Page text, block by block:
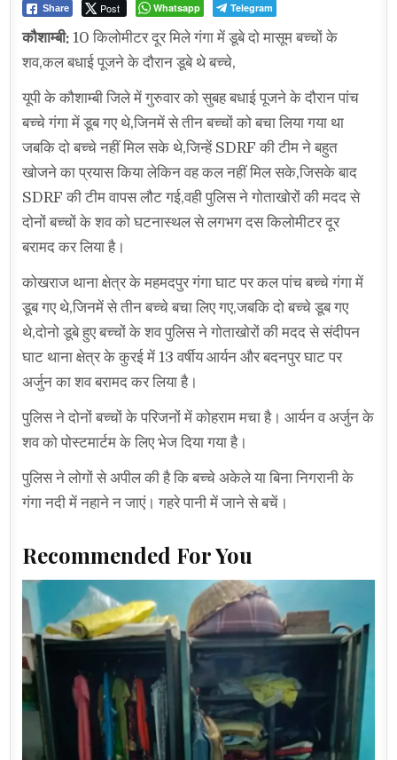
Share Post Whatsapp Telegram
कौशाम्बी: 10 किलोमीटर दूर मिले गंगा में डूबे दो मासूम बच्चों के
शव,कल बधाई पूजने के दौरान डूबे थे बच्चे,
यूपी के कौशाम्बी जिले में गुरुवार को सुबह बधाई पूजने के दौरान पांच
बच्चे गंगा में डूब गए थे,जिनमें से तीन बच्चों को बचा लिया गया था
जबकि दो बच्चे नहीं मिल सके थे,जिन्हें SDRF की टीम ने बहुत
खोजने का प्रयास किया लेकिन वह कल नहीं मिल सके,जिसके बाद
SDRF की टीम वापस लौट गई,वही पुलिस ने गोताखोरों की मदद से
दोनों बच्चों के शव को घटनास्थल से लगभग दस किलोमीटर दूर
बरामद कर लिया है।
कोखराज थाना क्षेत्र के महमदपुर गंगा घाट पर कल पांच बच्चे गंगा में
डूब गए थे,जिनमें से तीन बच्चे बचा लिए गए,जबकि दो बच्चे डूब गए
थे,दोनो डूबे हुए बच्चों के शव पुलिस ने गोताखोरों की मदद से संदीपन
घाट थाना क्षेत्र के कुरई में 13 वर्षीय आर्यन और बदनपुर घाट पर
अर्जुन का शव बरामद कर लिया है।
पुलिस ने दोनों बच्चों के परिजनों में कोहराम मचा है। आर्यन व अर्जुन के
शव को पोस्टमार्टम के लिए भेज दिया गया है।
पुलिस ने लोगों से अपील की है कि बच्चे अकेले या बिना निगरानी के
गंगा नदी में नहाने न जाएं। गहरे पानी में जाने से बचें।
Recommended For You